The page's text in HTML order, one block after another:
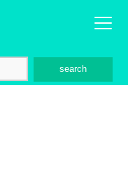
search